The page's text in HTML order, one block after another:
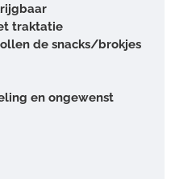
traktatie
de snacks/brokjes
en ongewenst